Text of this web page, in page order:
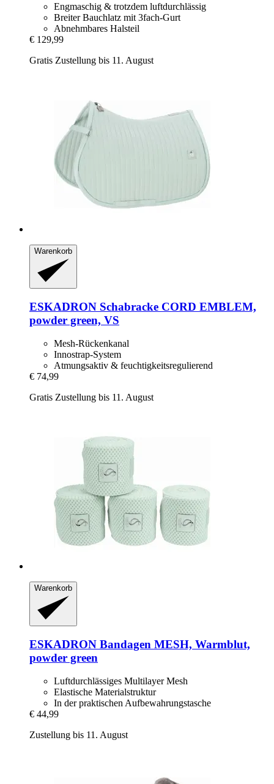
Engmaschig & trotzdem luftdurchlässig
Breiter Bauchlatz mit 3fach-Gurt
Abnehmbares Halsteil
€ 129,99
Gratis Zustellung bis 11. August
Warenkorb
ESKADRON Schabracke CORD EMBLEM,
powder green, VS
Mesh-Rückenkanal
Innostrap-System
Atmungsaktiv & feuchtigkeitsregulierend
€ 74,99
Gratis Zustellung bis 11. August
Warenkorb
ESKADRON Bandagen MESH, Warmblut,
powder green
Luftdurchlässiges Multilayer Mesh
Elastische Materialstruktur
In der praktischen Aufbewahrungstasche
€ 44,99
Zustellung bis 11. August